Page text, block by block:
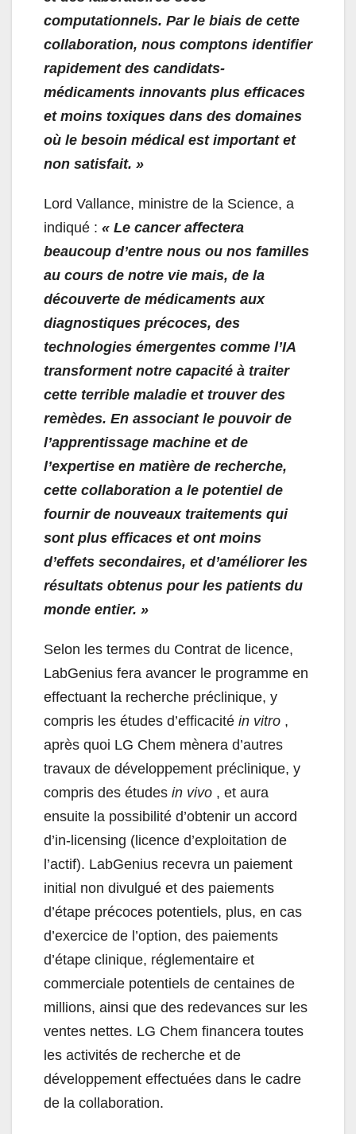
computationnels. Par le biais de cette
collaboration, nous comptons identifier
rapidement des candidats-
médicaments innovants plus efficaces
et moins toxiques dans des domaines
où le besoin médical est important et
non satisfait. »
Lord Vallance, ministre de la Science, a
indiqué : « Le cancer affectera
beaucoup d’entre nous ou nos familles
au cours de notre vie mais, de la
découverte de médicaments aux
diagnostiques précoces, des
technologies émergentes comme l’IA
transforment notre capacité à traiter
cette terrible maladie et trouver des
remèdes. En associant le pouvoir de
l’apprentissage machine et de
l’expertise en matière de recherche,
cette collaboration a le potentiel de
fournir de nouveaux traitements qui
sont plus efficaces et ont moins
d’effets secondaires, et d’améliorer les
résultats obtenus pour les patients du
monde entier. »
Selon les termes du Contrat de licence,
LabGenius fera avancer le programme en
effectuant la recherche préclinique, y
compris les études d’efficacité in vitro ,
après quoi LG Chem mènera d’autres
travaux de développement préclinique, y
compris des études in vivo , et aura
ensuite la possibilité d’obtenir un accord
d’in-licensing (licence d’exploitation de
l’actif). LabGenius recevra un paiement
initial non divulgué et des paiements
d’étape précoces potentiels, plus, en cas
d’exercice de l’option, des paiements
d’étape clinique, réglementaire et
commerciale potentiels de centaines de
millions, ainsi que des redevances sur les
ventes nettes. LG Chem financera toutes
les activités de recherche et de
développement effectuées dans le cadre
de la collaboration.